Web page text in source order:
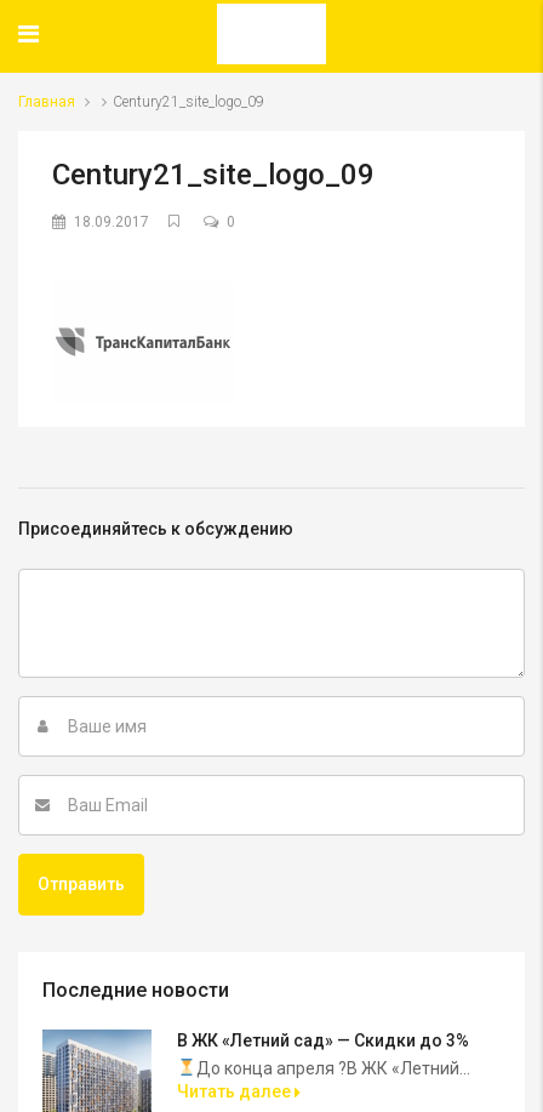
Главная Century21_site_logo_09
Century21_site_logo_09
18.09.2017 0
Присоединяйтесь к обсуждению
Последние новости
В ЖК «Летний сад» — Скидки до 3%
До конца апреля ?В ЖК «Летний...
Читать далее